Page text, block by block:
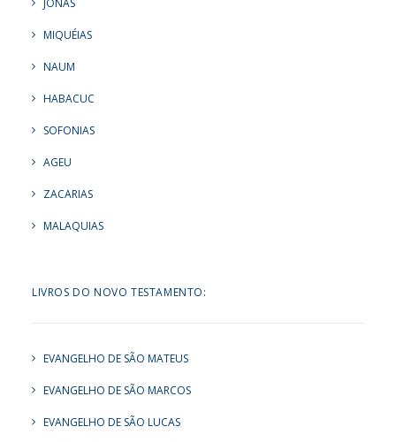
JONAS
MIQUÉIAS
NAUM
HABACUC
SOFONIAS
AGEU
ZACARIAS
MALAQUIAS
LIVROS DO NOVO TESTAMENTO:
EVANGELHO DE SÃO MATEUS
EVANGELHO DE SÃO MARCOS
EVANGELHO DE SÃO LUCAS